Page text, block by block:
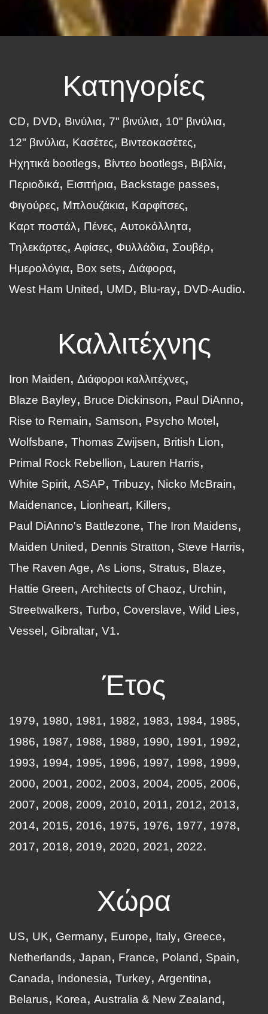
Κατηγορίες
CD DVD Βινύλια 7" βινύλια
10" βινύλια
12" βινύλια
Κασέτες
Βιντεοκασέτες
Ηχητικά bootlegs
Βίντεο bootlegs
Βιβλία
Περιοδικά
Εισιτήρια
Backstage passes
Φιγούρες
Μπλουζάκια
Καρφίτσες
Καρτ ποστάλ
Πένες
Αυτοκόλλητα
Τηλεκάρτες
Αφίσες Φυλλάδια
Σουβέρ
Ημερολόγια
Box sets
Διάφορα
West Ham United
UMD Blu-ray DVD-Audio
Καλλιτέχνης
Iron Maiden
Διάφοροι καλλιτέχνες
Blaze Bayley
Bruce Dickinson
Paul DiAnno
Rise to Remain
Samson
Psycho Motel
Wolfsbane
Thomas Zwijsen
British Lion
Primal Rock Rebellion
Lauren Harris
White Spirit ASAP Tribuzy
Nicko McBrain
Maidenance
Lionheart
Killers
Paul DiAnno's Battlezone
The Iron Maidens
Maiden United
Dennis Stratton
Steve Harris
The Raven Age
As Lions Stratus
Blaze
Hattie Green
Architects of Chaoz
Urchin
Streetwalkers
Turbo Coverslave
Wild Lies
Vessel
Gibraltar V1
Έτος
1979 1980 1981 1982 1983 1984
1985
1986
1987 1988 1989 1990 1991
1992
1993
1994 1995 1996 1997 1998
1999
2000
2001 2002 2003 2004 2005
2006
2007
2008 2009 2010 2011 2012
2013
2014
2015 2016 1975 1976 1977
1978
2017
2018 2019 2020 2021 2022
Χώρα
US UK Germany Europe Italy
Greece
Netherlands
Japan France Poland
Spain
Canada
Indonesia Turkey Argentina
Belarus
Korea Australia & New Zealand